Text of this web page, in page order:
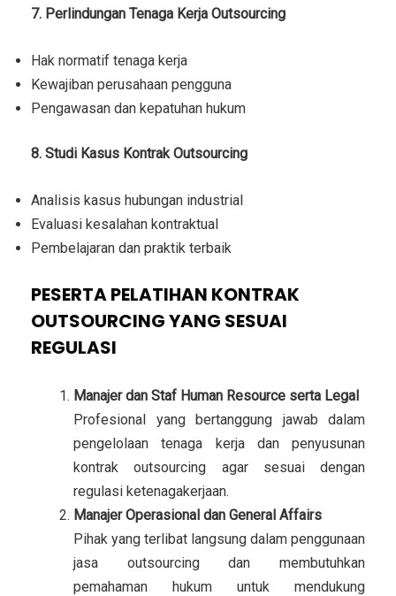
7. Perlindungan Tenaga Kerja Outsourcing
Hak normatif tenaga kerja
Kewajiban perusahaan pengguna
Pengawasan dan kepatuhan hukum
8. Studi Kasus Kontrak Outsourcing
Analisis kasus hubungan industrial
Evaluasi kesalahan kontraktual
Pembelajaran dan praktik terbaik
PESERTA PELATIHAN KONTRAK
OUTSOURCING YANG SESUAI
REGULASI
Manajer dan Staf Human Resource serta Legal
Profesional yang bertanggung jawab dalam
pengelolaan tenaga kerja dan penyusunan
kontrak outsourcing agar sesuai dengan
regulasi ketenagakerjaan.
Manajer Operasional dan General Affairs
Pihak yang terlibat langsung dalam penggunaan
jasa outsourcing dan membutuhkan
pemahaman hukum untuk mendukung